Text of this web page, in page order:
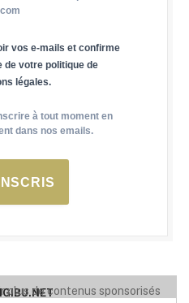
vos e-mails et confirme
votre politique de
légales.
à tout moment en
dans nos emails.
plus de contenus sponsorisés